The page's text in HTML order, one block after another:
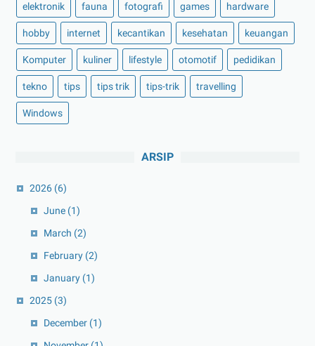
elektronik fauna fotografi games hardware
hobby internet kecantikan kesehatan keuangan
Komputer kuliner lifestyle otomotif pedidikan
tekno tips tips trik tips-trik travelling
Windows
ARSIP
2026 (6)
June (1)
March (2)
February (2)
January (1)
2025 (3)
December (1)